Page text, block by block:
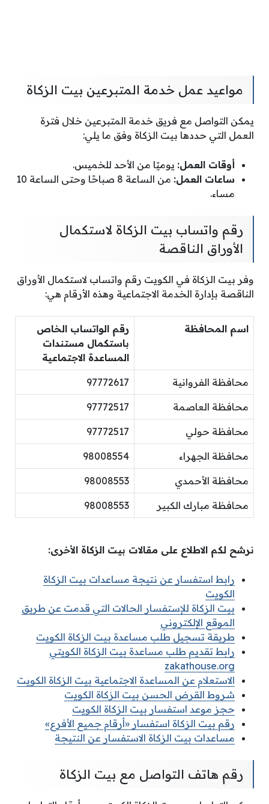
مواعيد عمل خدمة المتبرعين بيت الزكاة
يمكن التواصل مع فريق خدمة المتبرعين خلال فترة
العمل التي حددها بيت الزكاة وفق ما يلي:
أوقات العمل: يوميًا من الأحد للخميس.
ساعات العمل:
من الساعة 8 صباحًا وحتى الساعة 10
مساء.
رقم واتساب بيت الزكاة لاستكمال
الأوراق الناقصة
وفر بيت الزكاة في الكويت رقم واتساب لاستكمال الأوراق
الناقصة بإدارة الخدمة الاجتماعية وهذه الأرقام هي:
اسم المحافظة
رقم الواتساب الخاص
باستكمال مستندات
المساعدة الاجتماعية
محافظة الفروانية 97772617
محافظة العاصمة 97772517
محافظة حولي 97772517
محافظة الجهراء 98008554
محافظة الأحمدي 98008553
محافظة مبارك الكبير 98008553
نرشح لكم الاطلاع على مقالات بيت الزكاة الأخرى:
رابط استفسار عن نتيجة مساعدات بيت الزكاة
الكويت
بيت الزكاة للإستفسار الحالات التي قدمت عن طريق
الموقع الإلكتروني
طريقة تسجيل طلب مساعدة بيت الزكاة الكويت
رابط تقديم طلب مساعدة بيت الزكاة الكويتي
zakathouse.org
الاستعلام عن المساعدة الاجتماعية بيت الزكاة الكويت
شروط القرض الحسن بيت الزكاة الكويت
حجز موعد استفسار بيت الزكاة الكويت
رقم بيت الزكاة استفسار «أرقام جميع الأفرع»
مساعدات بيت الزكاة الاستفسار عن النتيجة
رقم هاتف التواصل مع بيت الزكاة